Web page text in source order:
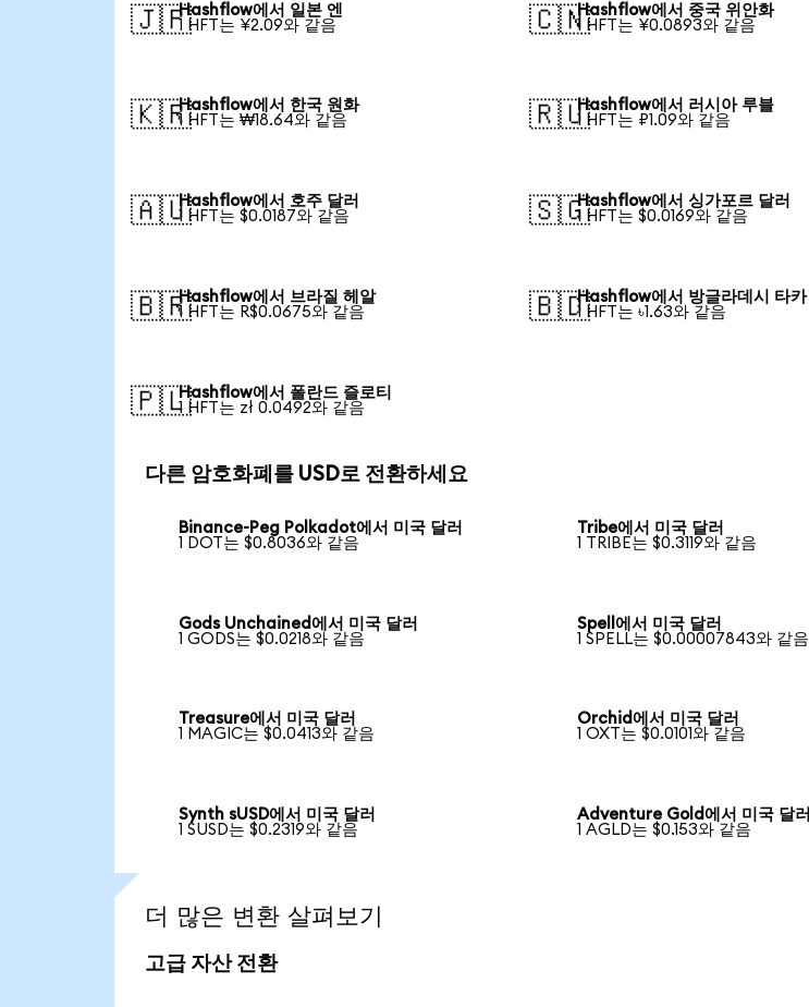
🇯🇵Hashflow에서 일본 엔
1 HFT는 ¥2.09와 같음
🇨🇳Hashflow에서 중국 위안화
1 HFT는 ¥0.0893와 같음
🇰🇷Hashflow에서 한국 원화
1 HFT는 ₩18.64와 같음
🇷🇺Hashflow에서 러시아 루블
1 HFT는 ₽1.09와 같음
🇦🇺Hashflow에서 호주 달러
1 HFT는 $0.0187와 같음
🇸🇬Hashflow에서 싱가포르 달러
1 HFT는 $0.0169와 같음
🇧🇷Hashflow에서 브라질 헤알
1 HFT는 R$0.0675와 같음
🇧🇩Hashflow에서 방글라데시 타카
1 HFT는 ৳1.63와 같음
🇵🇱Hashflow에서 폴란드 즐로티
1 HFT는 zł 0.0492와 같음
다른 암호화폐를 USD로 전환하세요
Binance-Peg Polkadot에서 미국 달러
1 DOT는 $0.8036와 같음
Tribe에서 미국 달러
1 TRIBE는 $0.3119와 같음
Gods Unchained에서 미국 달러
1 GODS는 $0.0218와 같음
Spell에서 미국 달러
1 SPELL는 $0.00007843와 같음
Treasure에서 미국 달러
1 MAGIC는 $0.0413와 같음
Orchid에서 미국 달러
1 OXT는 $0.0101와 같음
Synth sUSD에서 미국 달러
1 SUSD는 $0.2319와 같음
Adventure Gold에서 미국 달러
1 AGLD는 $0.153와 같음
더 많은 변환 살펴보기
고급 자산 전환